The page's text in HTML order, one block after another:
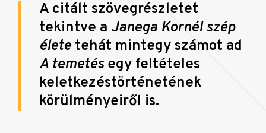
A citált szövegrészletet
tekintve a Janega Kornél szép
élete tehát mintegy számot ad
A temetés egy feltételes
keletkezéstörténetének
körülményeiről is.